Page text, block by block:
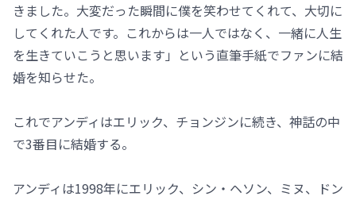
きました。大変だった瞬間に僕を笑わせてくれて、大切に
してくれた人です。これからは一人ではなく、一緒に人生
を生きていこうと思います」という直筆手紙でファンに結
婚を知らせた。
これでアンディはエリック、チョンジンに続き、神話の中
で3番目に結婚する。
アンディは1998年にエリック、シン・ヘソン、ミヌ、ドン